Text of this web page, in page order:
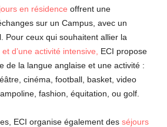
en résidence offrent une
sur un Campus, avec un
Pour ceux qui souhaitent allier la
d’une activité intensive,
ECI propose
de la langue anglaise et une activité :
cinéma, football, basket, video
fashion, équitation, ou golf.
ECI organise également des séjours